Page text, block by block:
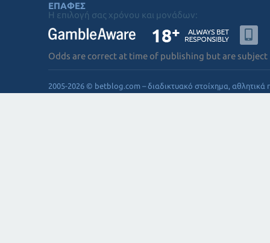
ΕΠΑΦΕΣ
Η επιλογή σας χρόνου και μονάδων:
Odds are correct at time of publishing but are subject
2005-2026 © betblog.com – διαδικτυακό στοίχημα, αθλητικά